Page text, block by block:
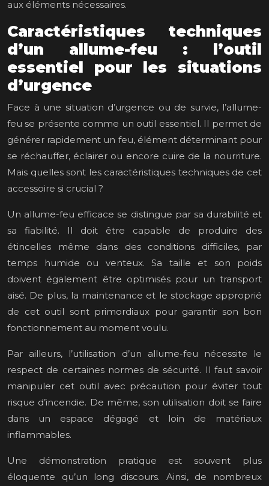
aux éléments nécessaires.
Caractéristiques techniques
d’un allume-feu : l’outil
essentiel pour les situations
d’urgence
Face à une situation d’urgence ou de survie, l’allume-
feu se présente comme un outil essentiel. Il permet de
générer rapidement un feu, élément déterminant pour
se réchauffer, éclairer ou encore cuire de la nourriture.
Mais quelles sont les caractéristiques techniques de cet
accessoire si crucial ?
Un allume-feu efficace se distingue par sa durabilité et
sa fiabilité. Il doit être capable de produire des
étincelles même dans des conditions difficiles, par
temps humide ou venteux. Sa taille et son poids
doivent également être optimisés pour un transport
aisé. De plus, la maintenance et le stockage approprié
de cet outil sont primordiaux pour garantir son bon
fonctionnement au moment voulu.
Par ailleurs, l’utilisation d’un allume-feu nécessite le
respect de certaines normes de sécurité. Il faut savoir
manipuler cet outil avec précaution pour éviter tout
risque d’incendie. De même, son utilisation doit se faire
dans un espace dégagé et loin de matériaux
inflammables.
Une démonstration pratique est souvent plus
éloquente qu’un long discours. Ainsi, de nombreux